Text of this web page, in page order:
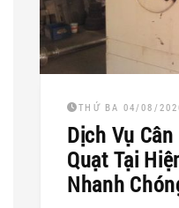
THỨ BA 04/08/
Dịch Vụ
Quạt Tại
Nhanh